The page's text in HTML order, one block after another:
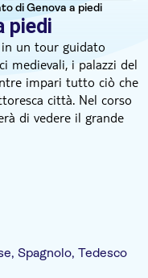
di Genova a piedi
piedi
un tour guidato
medievali, i palazzi del
impari tutto ciò che
città. Nel corso
di vedere il grande
architettura di uno dei
tutto il fascino
città, patrimonio
attraverso il
alla splendida
troverai il Teatro
Spagnolo, Tedesco